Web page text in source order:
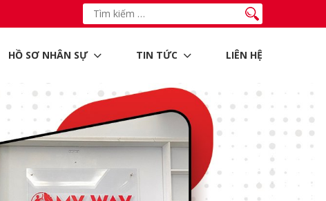
HỒ SƠ NHÂN SỰ TIN TỨC LIÊN HỆ